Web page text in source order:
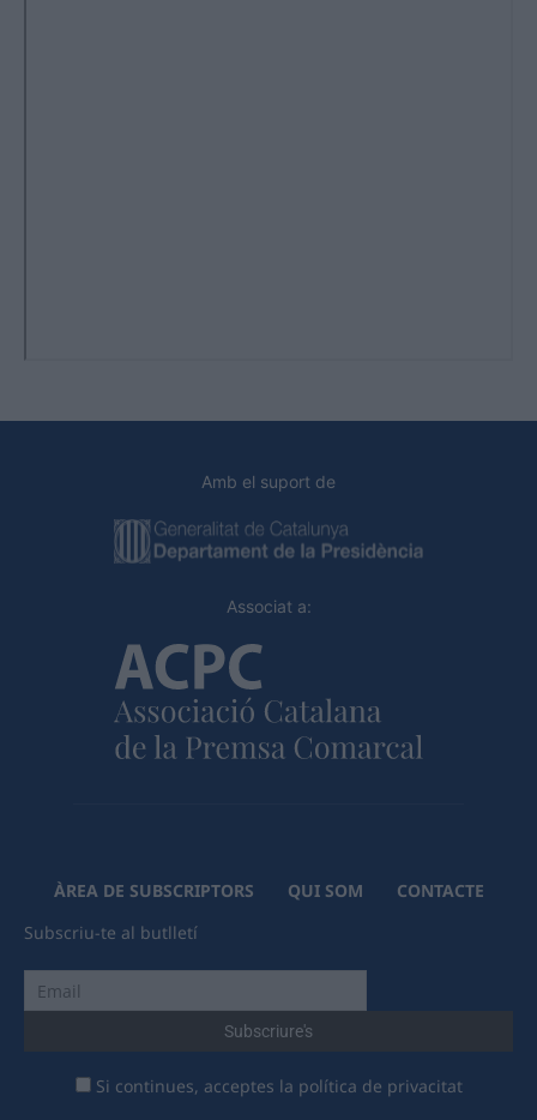
Amb el suport de
Associat a:
ÀREA DE SUBSCRIPTORS QUI SOM
CONTACTE
Subscriu-te al butlletí
Si continues, acceptes la política de privacitat